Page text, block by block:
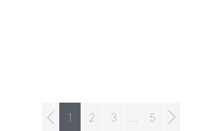
1 2 3 5